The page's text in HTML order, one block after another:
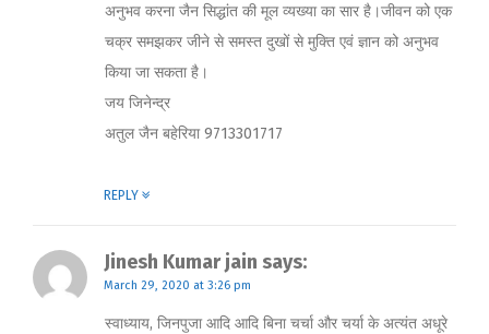
अनुभव करना जैन सिद्धांत की मूल व्यख्या का सार है।जीवन को एक
चक्र समझकर जीने से समस्त दुखों से मुक्ति एवं ज्ञान को अनुभव
किया जा सकता है।
जय जिनेन्द्र
अतुल जैन बहेरिया 9713301717
REPLY
Jinesh Kumar jain says:
March 29, 2020 at 3:26 pm
स्वाध्याय, जिनपुजा आदि आदि बिना चर्चा और चर्या के अत्यंत अधूरे